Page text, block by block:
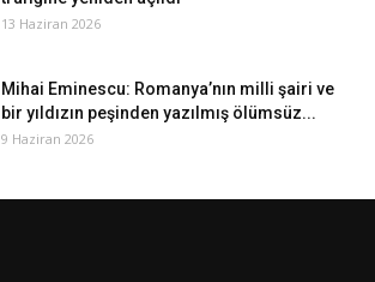
13 Haziran 2026
Mihai Eminescu: Romanya’nın milli şairi ve
bir yıldızın peşinden yazılmış ölümsüz...
9 Haziran 2026